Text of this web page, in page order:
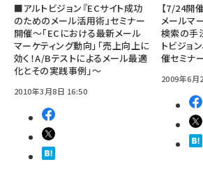
■アルトビジョン『ECサイト成功
のためのメール活用術』セミナー
開催～「ECにおける最新メール
マーケティング動向」「売上向上に
効く！A/Bテストによるメール最適
化とその実践事例」～
2010年3月8日 16:50
【7/24開
メールマ
検索の手
トビジョ
催セミナ
2009年6月